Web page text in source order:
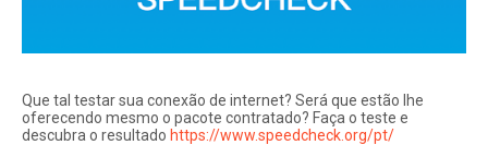
Que tal testar sua conexão de internet? Será que estão lhe
oferecendo mesmo o pacote contratado? Faça o teste e
descubra o resultado https://www.speedcheck.org/pt/